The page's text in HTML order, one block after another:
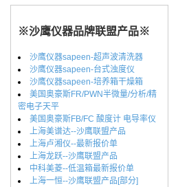
※沙鹰仪器品牌联盟产品※
沙鹰仪器sapeen-超声波清洗器
沙鹰仪器sapeen-台式浊度仪
沙鹰仪器sapeen-培养箱干燥箱
美国奥豪斯FR/PWN半微量/分析/精
密电子天平
美国奥豪斯FB/FC 酸度计 电导率仪
上海美谱达--沙鹰联盟产品
上海卢湘仪--最新报价单
上海龙跃--沙鹰联盟产品
中科美菱--低温箱最新报价单
上海一恒--沙鹰联盟产品[部分]